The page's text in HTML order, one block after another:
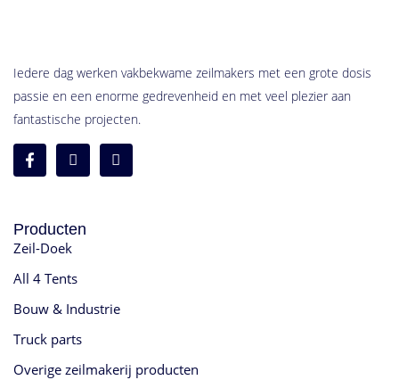
Iedere dag werken vakbekwame zeilmakers met een grote dosis
passie en een enorme gedrevenheid en met veel plezier aan
fantastische projecten.
Producten
Zeil-Doek
All 4 Tents
Bouw & Industrie
Truck parts
Overige zeilmakerij producten